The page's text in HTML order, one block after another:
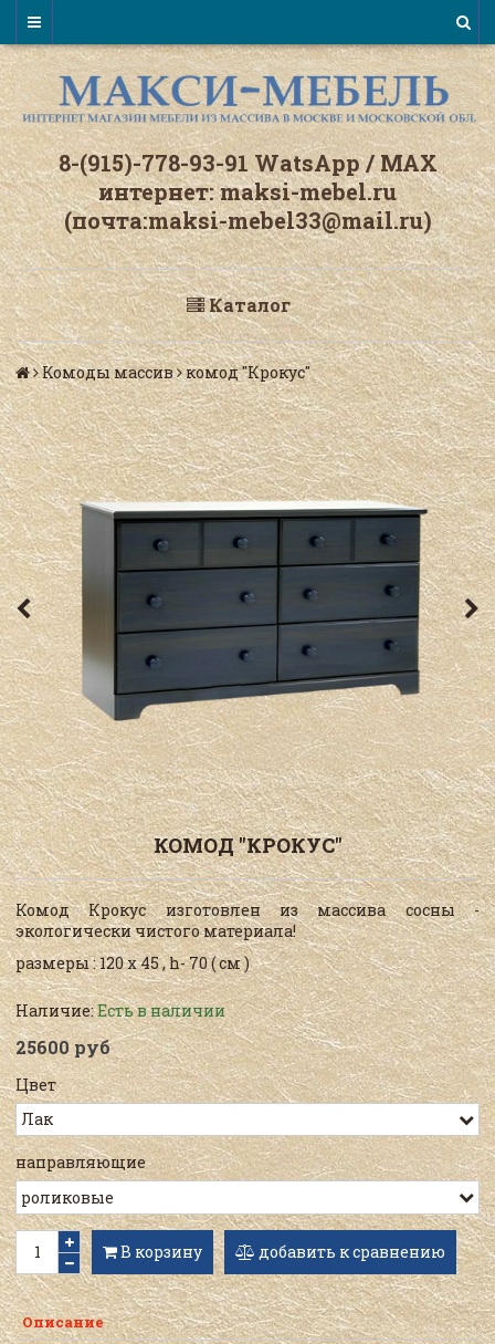
8-(915)-778-93-91 WatsАpp / МАХ
интернет: maksi-mebel.ru
(почта:maksi-mebel33@mail.ru)
Каталог
Комоды массив комод "Крокус"
КОМОД "КРОКУС"
Комод Крокус изготовлен из массива сосны -
экологически чистого материала!
размеры : 120 х 45 , h- 70 ( см )
Наличие:Есть в наличии
25600 руб
Цвет
направляющие
В корзину добавить к сравнению
Описание